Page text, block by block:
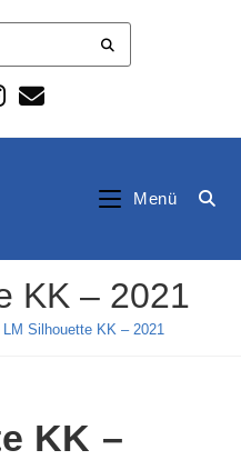
Menü
KK – 2021
LM Silhouette KK – 2021
KK –